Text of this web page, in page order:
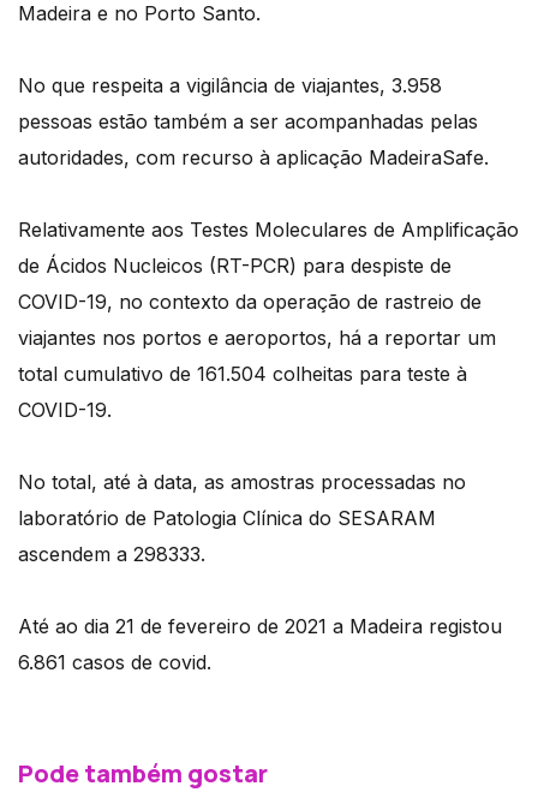
Madeira e no Porto Santo.
No que respeita a vigilância de viajantes, 3.958
pessoas estão também a ser acompanhadas pelas
autoridades, com recurso à aplicação MadeiraSafe.
Relativamente aos Testes Moleculares de Amplificação
de Ácidos Nucleicos (RT-PCR) para despiste de
COVID-19, no contexto da operação de rastreio de
viajantes nos portos e aeroportos, há a reportar um
total cumulativo de 161.504 colheitas para teste à
COVID-19.
No total, até à data, as amostras processadas no
laboratório de Patologia Clínica do SESARAM
ascendem a 298333.
Até ao dia 21 de fevereiro de 2021 a Madeira registou
6.861 casos de covid.
Pode também gostar